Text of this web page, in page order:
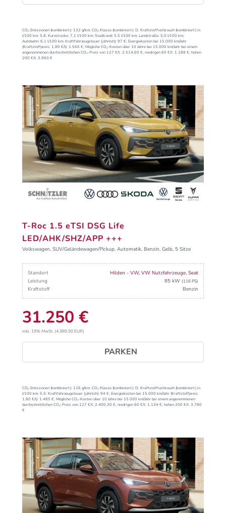
CO₂ Emissionen (kombiniert): 132 g/km;CO₂ Klasse (kombiniert):D;Kraftstoffverbrauch (kombiniert) in
l/100 km:5,8;Kurzstrecke:7,1 l/100 km;Stadtrand: 5,5 l/100 km;Landstraße: 5,0 l/100 km;
Autobahn:6,1 l/100 km;Kraftfahrzeugsteuer (jährlich):97 €;Energiekosten bei 15.000 km/Jahr
(Kraftstoffpreis: 1,80 €/l): 1.566 €;Mögliche CO₂-Kosten über 10 Jahre bei 15.000 km/Jahr bei einem
angenommenen durchschnittlichen CO₂-Preis von 127 €/t:2.514,60 €; niedrigen 60 €/t: 1.188 €; hohen
200 €/t: 3.960 €
T-Roc 1.5 eTSI DSG Life
LED/AHK/SHZ/APP +++
Volkswagen, SUV/Geländewagen/Pickup, Automatik, Benzin, Gelb, 5 Sitze
Standort
Hilden - VW, VW Nutzfahrzeuge, Seat
Leistung
85 kW (116 PS)
Kraftstoff Benzin
31.250 €
inkl. 19% MwSt. (4.989,50 EUR)
PARKEN
CO₂ Emissionen (kombiniert): 126 g/km;CO₂ Klasse (kombiniert):D;Kraftstoffverbrauch (kombiniert) in
l/100 km:5,5;Kraftfahrzeugsteuer (jährlich):94 €;Energiekosten bei 15.000 km/Jahr (Kraftstoffpreis:
1,80 €/l): 1.485 €;Mögliche CO₂-Kosten über 10 Jahre bei 15.000 km/Jahr bei einem angenommenen
durchschnittlichen CO₂-Preis von 127 €/t:2.400,30 €; niedrigen 60 €/t: 1.134 €; hohen 200 €/t: 3.780
€